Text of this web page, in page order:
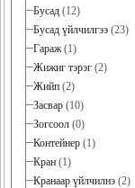
Бусад (12)
Бусад үйлчилгээ (23)
Гараж(1)
Жижиг тэрэг (2)
Жийп (2)
Засвар (10)
Зогсоол (0)
Контейнер (1)
Кран (1)
Кранаар үйлчилнэ (2)